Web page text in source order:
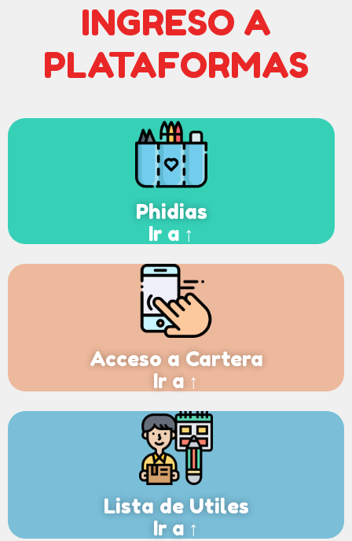
INGRESO A
PLATAFORMAS
Phidias
Ir a ↑
Acceso a Cartera
Ir a ↑
Lista de Utiles
Ir a ↑